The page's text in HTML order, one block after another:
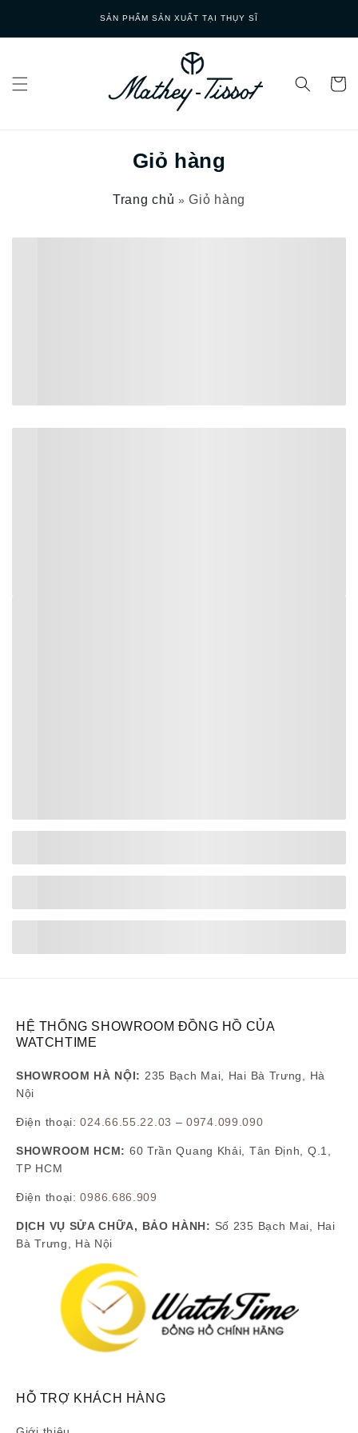
SẢN PHẨM SẢN XUẤT TẠI THỤY SĨ
Giỏ hàng
Trang chủ »Giỏ hàng
HỆ THỐNG SHOWROOM ĐỒNG HỒ CỦA
WATCHTIME
SHOWROOM HÀ NỘI: 235 Bạch Mai, Hai Bà Trưng, Hà
Nội
Điện thoại:024.66.55.22.03 –0974.099.090
SHOWROOM HCM: 60 Trần Quang Khải, Tân Định, Q.1,
TP HCM
Điện thoại:0986.686.909
DỊCH VỤ SỬA CHỮA, BẢO HÀNH: Số 235 Bạch Mai, Hai
Bà Trưng, Hà Nội
HỖ TRỢ KHÁCH HÀNG